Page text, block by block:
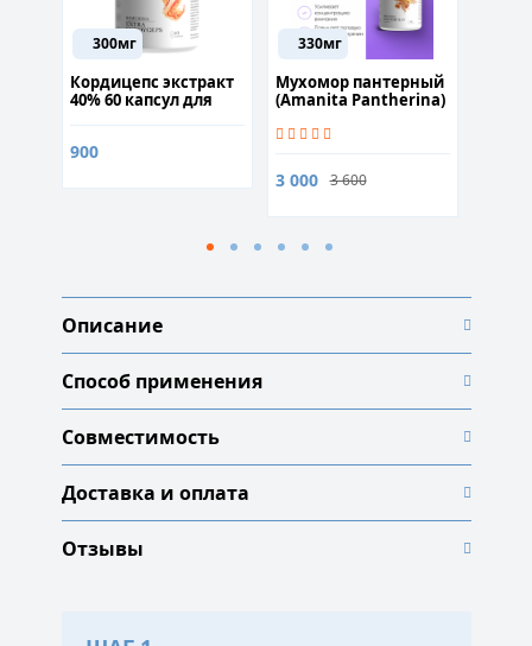
300мг
Кордицепс экстракт
40% 60 капсул для
900
330мг
Мухомор пантерный
(Amanita Pantherina)
стимуляции обмена
веществ
3 000 3 600
Описание
Способ применения
Совместимость
Доставка и оплата
Отзывы